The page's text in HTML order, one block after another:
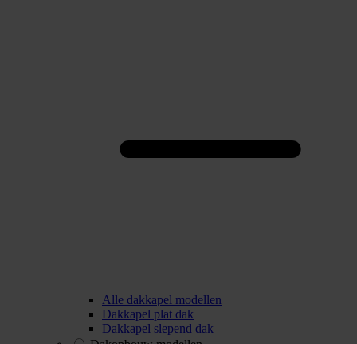
Alle dakkapel modellen
Dakkapel plat dak
Dakkapel slepend dak